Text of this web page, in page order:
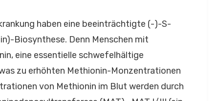
haben eine beeinträchtigte (-)-S-
Biosynthese. Denn Menschen mit
eine essentielle schwefelhältige
zu erhöhten Methionin-Monzentrationen
von Methionin im Blut werden durch